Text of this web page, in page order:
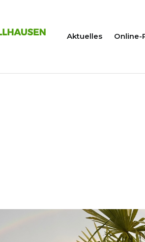
Aktuelles
Online-